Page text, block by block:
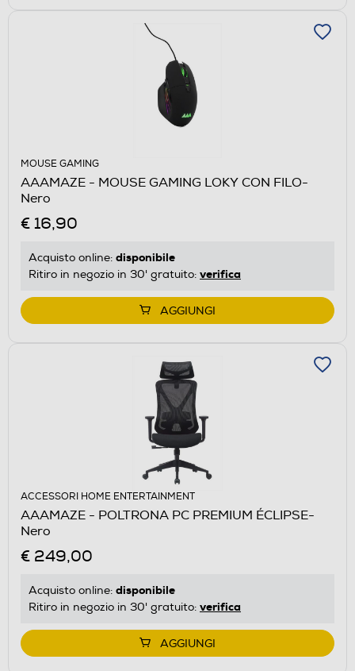
MOUSE GAMING
AAAMAZE - MOUSE GAMING LOKY CON FILO-
Nero
€ 16,90
Acquisto online: disponibile
Ritiro in negozio in 30' gratuito: verifica
AGGIUNGI
ACCESSORI HOME ENTERTAINMENT
AAAMAZE - POLTRONA PC PREMIUM ÉCLIPSE-
Nero
€ 249,00
Acquisto online: disponibile
Ritiro in negozio in 30' gratuito: verifica
AGGIUNGI